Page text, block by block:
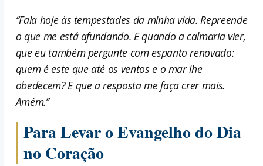
“Fala hoje às tempestades da minha vida. Repreende
o que me está afundando. E quando a calmaria vier,
que eu também pergunte com espanto renovado:
quem é este que até os ventos e o mar lhe
obedecem? E que a resposta me faça crer mais.
Amém.”
Para Levar o Evangelho do Dia
no Coração